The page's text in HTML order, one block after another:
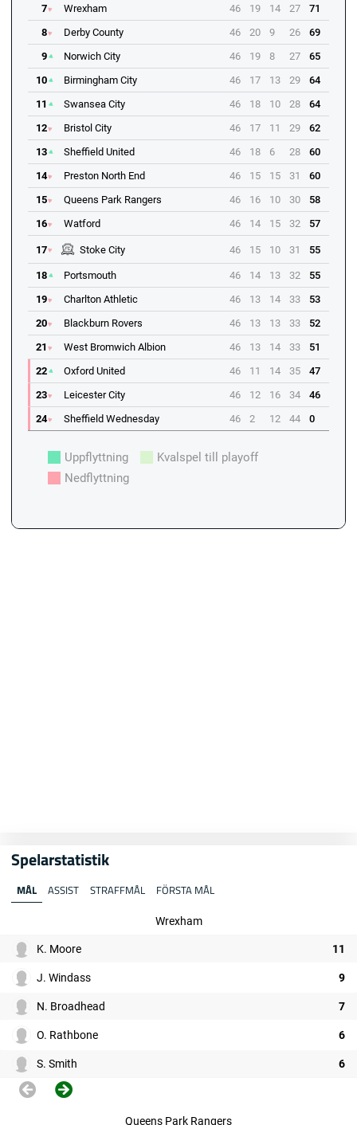
7
Wrexham 46 19 14 27
71
8
Derby County 46 20 9 26
69
9
Norwich City 46 19 8 27
65
10
Birmingham City 46 17 13 29
64
11
Swansea City 46 18 10 28
64
12
Bristol City 46 17 11 29
62
13
Sheffield United 46 18 6 28
60
14
Preston North End 46 15 15 31
60
15
Queens Park Rangers 46 16 10 30
58
16
Watford 46 14 15 32 57
17 Stoke City 46 15 10 31 55
18 Portsmouth 46 14 13 32
55
19
Charlton Athletic 46 13 14 33
53
20
Blackburn Rovers 46 13 13 33
52
21
West Bromwich Albion 46 13 14 33
51
22
Oxford United 46 11 14 35
47
23
Leicester City 46 12 16 34
46
24
Sheffield Wednesday 46 2 12 44 0
Uppflyttning
Kvalspel till playoff
Nedflyttning
Spelarstatistik
MÅL ASSIST STRAFFMÅL FÖRSTA MÅL
Wrexham
K. Moore 11
J. Windass 9
N. Broadhead 7
O. Rathbone 6
S. Smith 6
Queens Park Rangers